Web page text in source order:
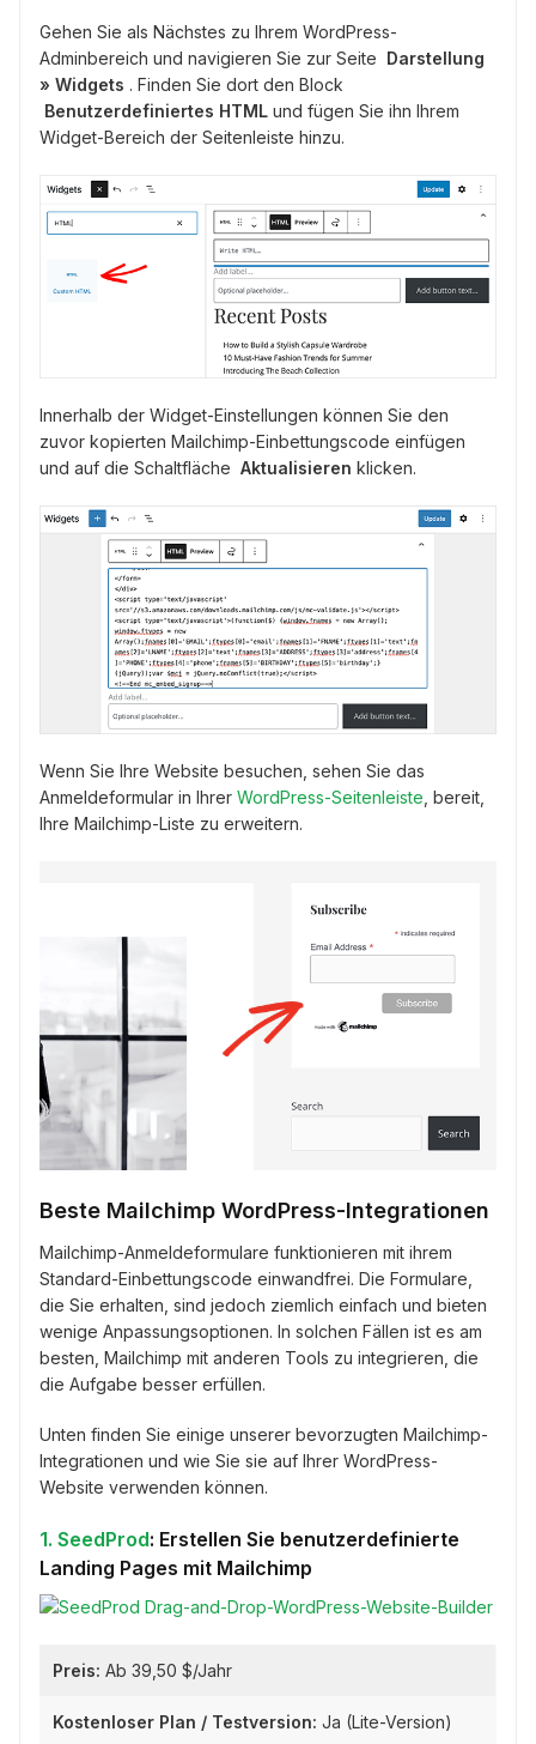
Gehen Sie als Nächstes zu Ihrem WordPress-
Adminbereich und navigieren Sie zur Seite
Darstellung
» Widgets . Finden Sie dort den Block
Benutzerdefiniertes HTML und fügen Sie ihn Ihrem
Widget-Bereich der Seitenleiste hinzu.
Innerhalb der Widget-Einstellungen können Sie den
zuvor kopierten Mailchimp-Einbettungscode einfügen
und auf die Schaltfläche Aktualisieren klicken.
Wenn Sie Ihre Website besuchen, sehen Sie das
Anmeldeformular in Ihrer WordPress-Seitenleiste , bereit,
Ihre Mailchimp-Liste zu erweitern.
Beste Mailchimp WordPress-Integrationen
Mailchimp-Anmeldeformulare funktionieren mit ihrem
Standard-Einbettungscode einwandfrei. Die Formulare,
die Sie erhalten, sind jedoch ziemlich einfach und bieten
wenige Anpassungsoptionen. In solchen Fällen ist es am
besten, Mailchimp mit anderen Tools zu integrieren, die
die Aufgabe besser erfüllen.
Unten finden Sie einige unserer bevorzugten Mailchimp-
Integrationen und wie Sie sie auf Ihrer WordPress-
Website verwenden können.
1. SeedProd: Erstellen Sie benutzerdefinierte
Landing Pages mit Mailchimp
Preis: Ab 39,50 $/Jahr
Kostenloser Plan / Testversion: Ja (Lite-Version)